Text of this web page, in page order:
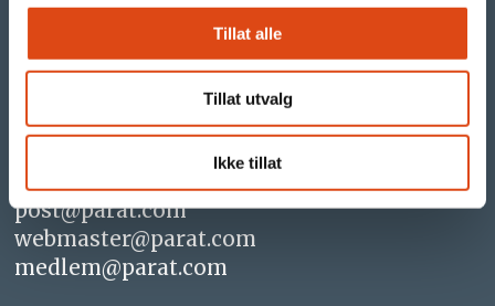
Tillat alle
Tillat utvalg
Ikke tillat
bedre arbeidsdag!
Kontakt oss
post@parat.com
webmaster@parat.com
medlem@parat.com